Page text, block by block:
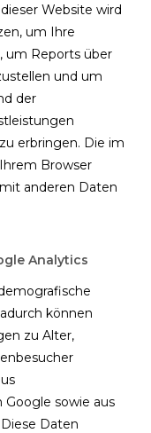
Website wird
um Ihre
um Reports über
und um
der
erbringen. Die im
Browser
anderen Daten
Analytics
können
zu Alter,
sowie aus
Daten